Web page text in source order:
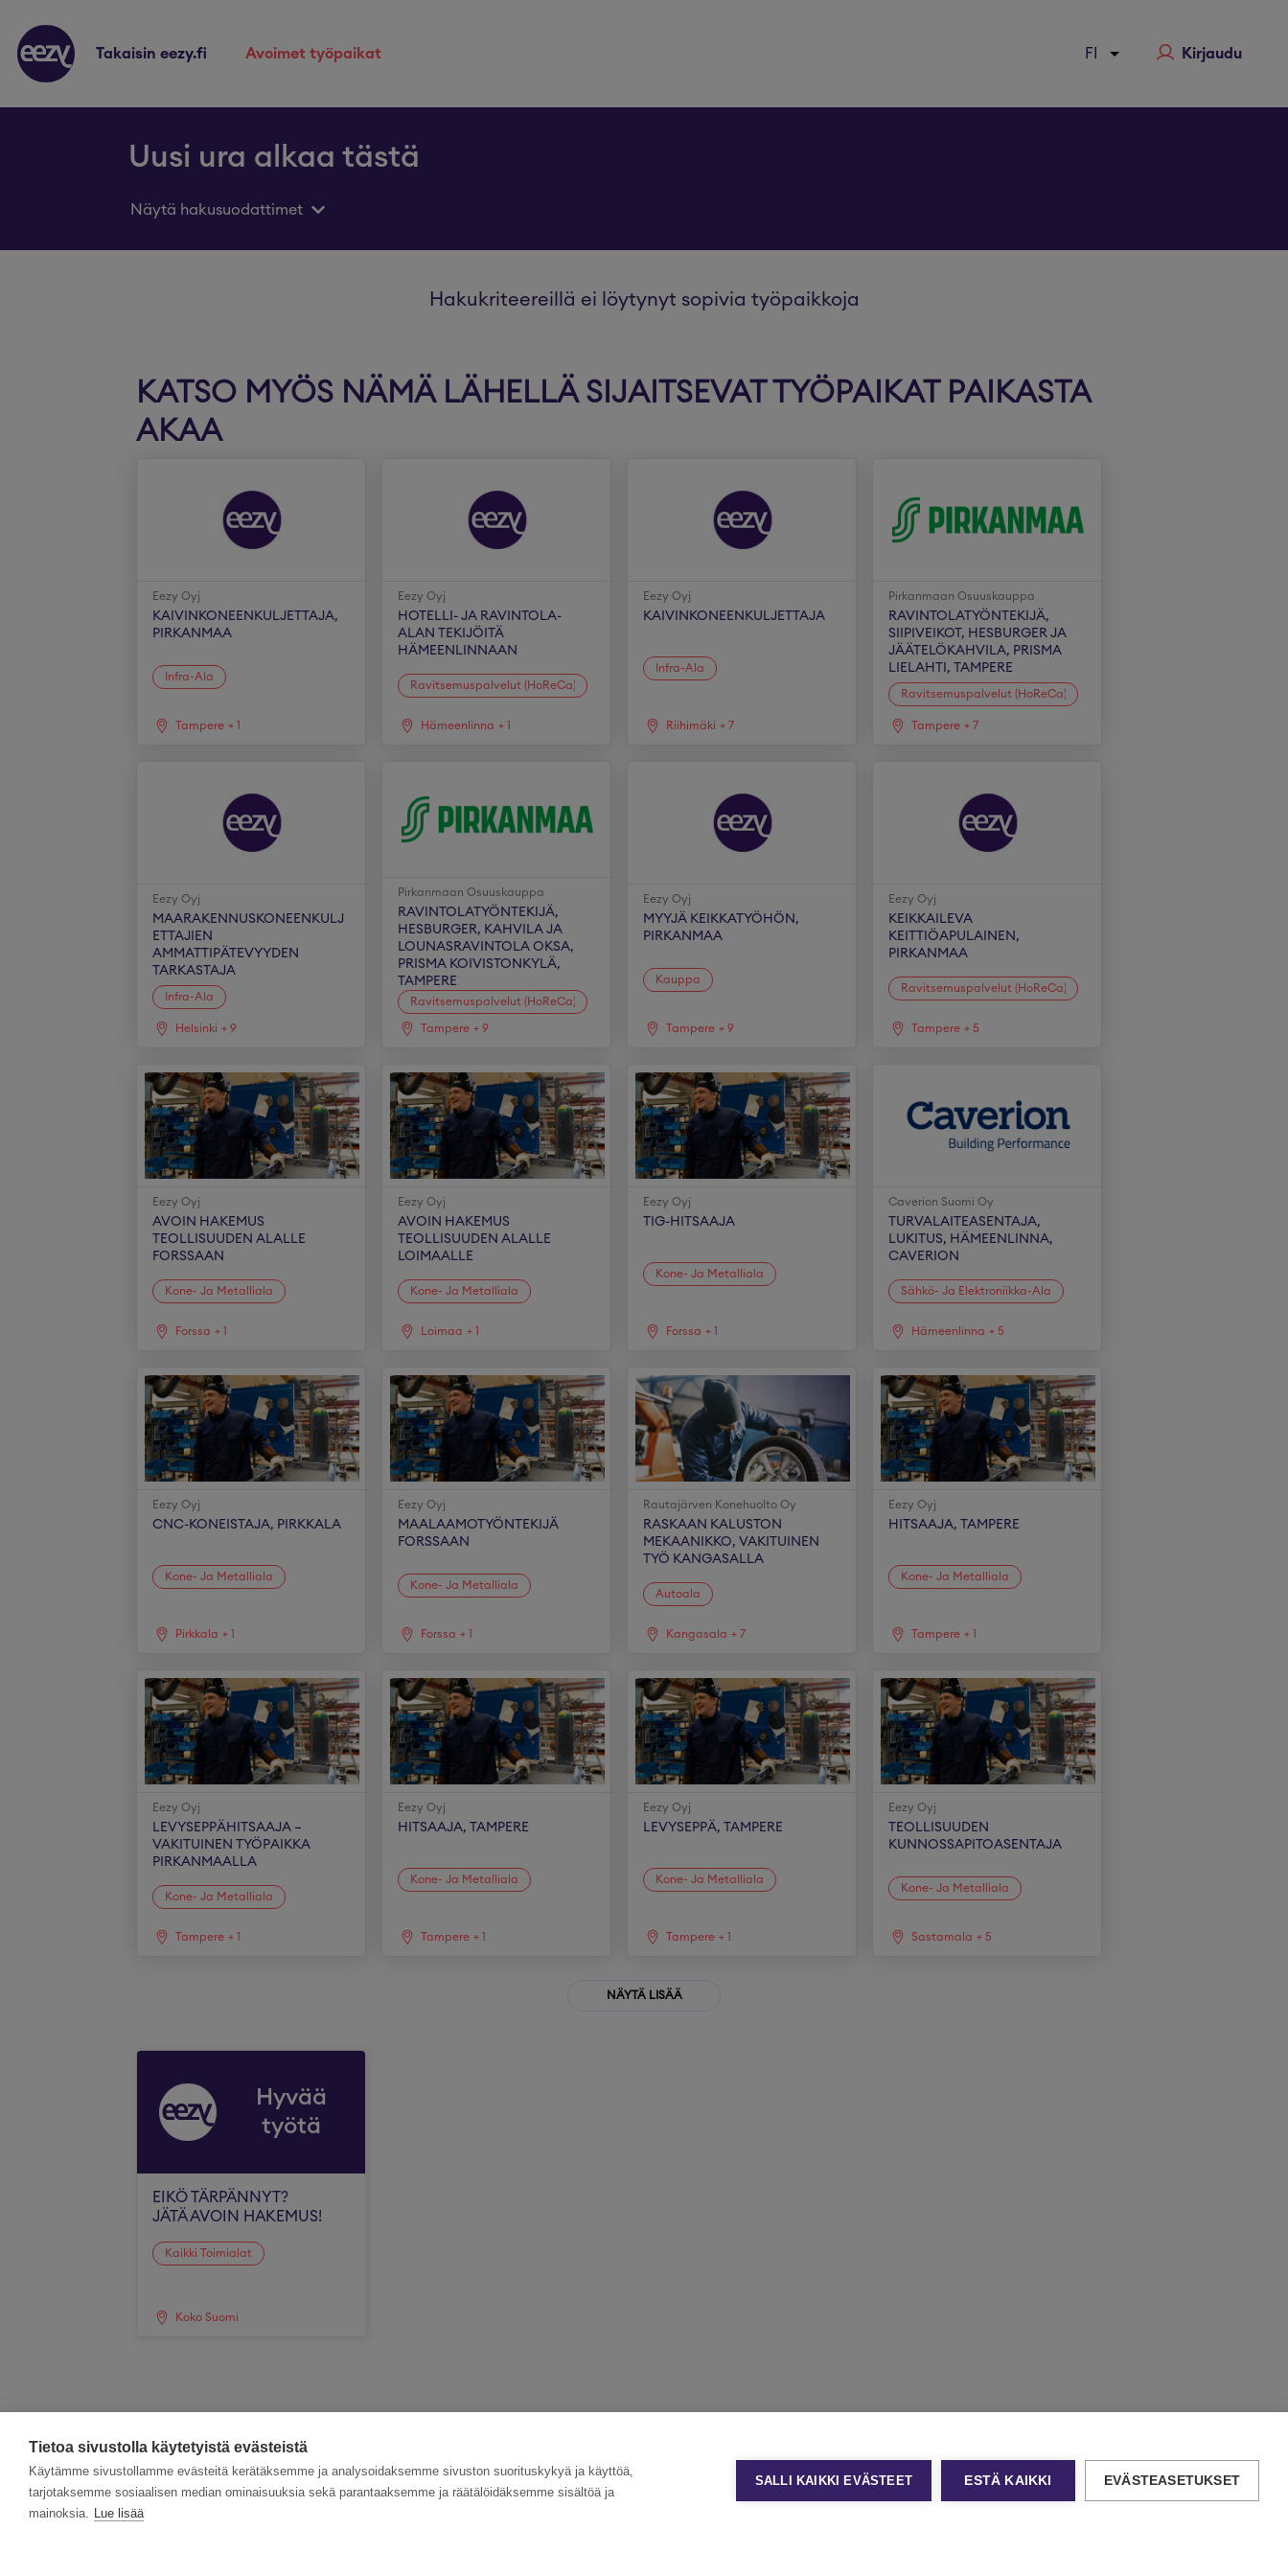
takaisin eezy.fi avoimet työpaikat Kirjaudu
Uusi ura alkaa tästä
Näytä hakusuodattimet
Hakukriteereillä ei löytynyt sopivia työpaikkoja
KATSO MYÖS NÄMÄ LÄHELLÄ SIJAITSEVAT TYÖPAIKAT PAIKASTA
AKAA
Eezy Oyj
KAIVINKONEENKULJETTAJA,
PIRKANMAA
Infra-Ala
Tampere +1
Eezy Oyj
HOTELLI- JA RAVINTOLA-
ALAN TEKIJÖITÄ
HÄMEENLINNAAN
Ravitsemuspalvelut (HoReCa)
Hämeenlinna +1
Eezy Oyj
KAIVINKONEENKULJETTAJA
Infra-Ala
Riihimäki +7
Pirkanmaan Osuuskauppa
RAVINTOLATYÖNTEKIJÄ,
SIIPIVEIKOT, HESBURGER JA
JÄÄTELÖKAHVILA, PRISMA
LIELAHTI, TAMPERE
Ravitsemuspalvelut (HoReCa)
Tampere +7
Eezy Oyj
MAARAKENNUSKONEENKULJ
ETTAJIEN
AMMATTIPÄTEVYYDEN
TARKASTAJA
Infra-Ala
Helsinki +9
Pirkanmaan Osuuskauppa
RAVINTOLATYÖNTEKIJÄ,
HESBURGER, KAHVILA JA
LOUNASRAVINTOLA OKSA,
PRISMA KOIVISTONKYLÄ,
TAMPERE
Ravitsemuspalvelut (HoReCa)
Tampere +9
Eezy Oyj
MYYJÄ KEIKKATYÖHÖN,
PIRKANMAA
Kauppa
Tampere +9
Eezy Oyj
KEIKKAILEVA
KEITTIÖAPULAINEN,
PIRKANMAA
Ravitsemuspalvelut (HoReCa)
Tampere +5
Eezy Oyj
AVOIN HAKEMUS
TEOLLISUUDEN ALALLE
FORSSAAN
Kone- Ja Metalliala
Forssa +1
Eezy Oyj
AVOIN HAKEMUS
TEOLLISUUDEN ALALLE
LOIMAALLE
Kone- Ja Metalliala
Loimaa +1
Eezy Oyj
TIG-HITSAAJA
Kone- Ja Metalliala
Forssa +1
Caverion Suomi Oy
TURVALAITEASENTAJA,
LUKITUS, HÄMEENLINNA,
CAVERION
Sähkö- Ja Elektroniikka-Ala
Hämeenlinna +5
Eezy Oyj
CNC-KONEISTAJA, PIRKKALA
Kone- Ja Metalliala
Pirkkala +1
Eezy Oyj
MAALAAMOTYÖNTEKIJÄ
FORSSAAN
Kone- Ja Metalliala
Forssa +1
Rautajärven Konehuolto Oy
RASKAAN KALUSTON
MEKAANIKKO, VAKITUINEN
TYÖ KANGASALLA
Autoala
Kangasala +7
Eezy Oyj
HITSAAJA, TAMPERE
Kone- Ja Metalliala
Tampere +1
Eezy Oyj
LEVYSEPPÄHITSAAJA –
VAKITUINEN TYÖPAIKKA
PIRKANMAALLA
Kone- Ja Metalliala
Tampere +1
Eezy Oyj
HITSAAJA, TAMPERE
Kone- Ja Metalliala
Tampere +1
Eezy Oyj
LEVYSEPPÄ, TAMPERE
Kone- Ja Metalliala
Tampere +1
Eezy Oyj
TEOLLISUUDEN
KUNNOSSAPITOASENTAJA
Kone- Ja Metalliala
Sastamala +5
NÄYTÄ LISÄÄ
Hyvää
työtä
EIKÖ TÄRPÄNNYT?
JÄTÄ AVOIN HAKEMUS!
Kaikki Toimialat
Koko Suomi
Tietoa sivustolla käytetyistä evästeistä
Käytämme sivustollamme evästeitä kerätäksemme ja analysoidaksemme sivuston suorituskykyä ja käyttöä,
tarjotaksemme sosiaalisen median ominaisuuksia sekä parantaaksemme ja räätälöidäksemme sisältöä ja
mainoksia. Lue lisää
SALLI KAIKKI EVÄSTEET ESTÄ KAIKKI EVÄSTEASETUKSET